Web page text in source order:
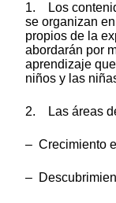
1. Los
se organizan
propios de la
abordarán por
aprendizaje
niños y las
2. Las áreas
– Crecimiento
–